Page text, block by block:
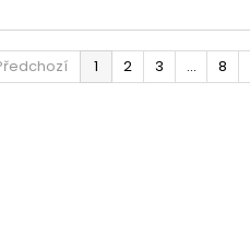
1 2 3 ... 8